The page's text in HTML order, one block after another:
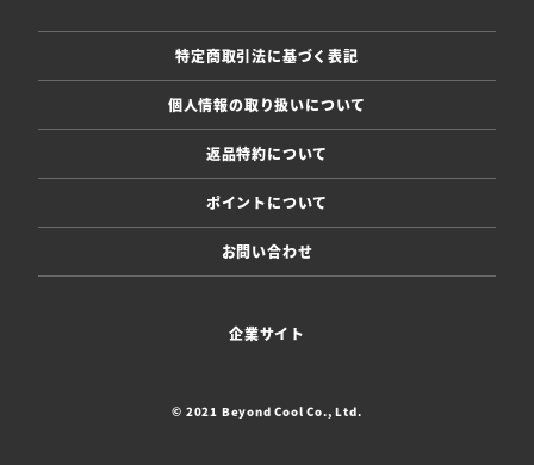
特定商取引法に基づく表記
個人情報の取り扱いについて
返品特約について
ポイントについて
お問い合わせ
企業サイト
© 2021 Beyond Cool Co., Ltd.